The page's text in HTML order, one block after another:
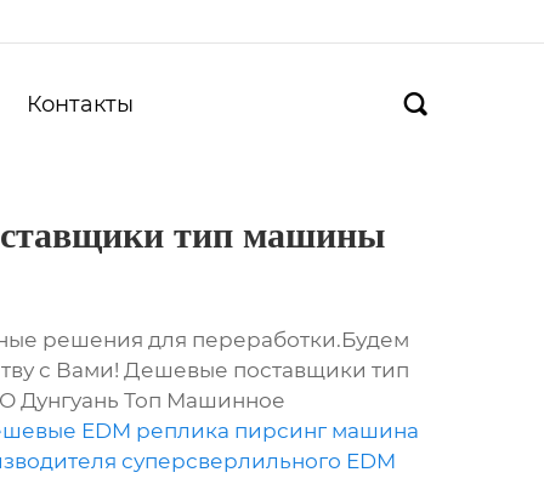
Контакты 
тип машины
решения для переработки.Будем
с Вами! Дешевые поставщики тип
Дунгуань Топ Машинное
EDM реплика пирсинг машина
суперсверлильного EDM